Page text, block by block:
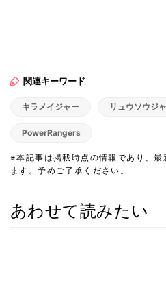
関連キーワード
キラメイジャー リュウソウジ
PowerRangers
※本記事は掲載時点の情報であり、最
ます。予めご了承ください。
あわせて読みたい